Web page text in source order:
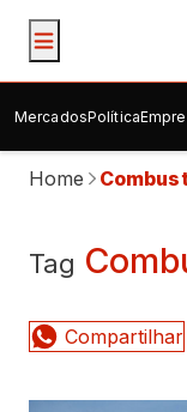
MercadosPolítica
Home
Tag